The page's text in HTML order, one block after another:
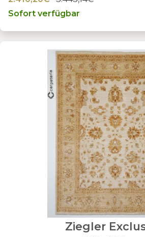
Sofort verfügbar
Ziegler